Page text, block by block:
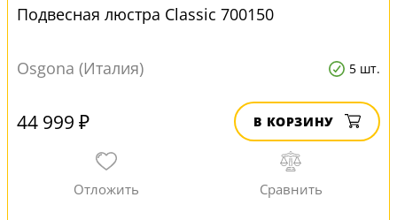
Подвесная люстра Classic 700150
Osgona (Италия) 5 шт.
44 999 ₽ В КОРЗИНУ